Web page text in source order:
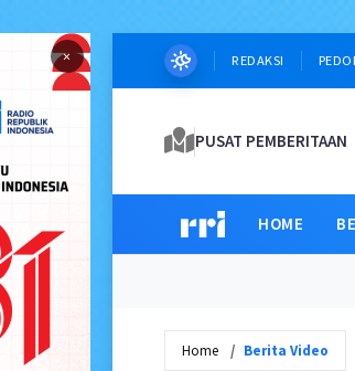
× REDAKSI
PUSAT PEMBERITAAN
HOME
Home Berita Video